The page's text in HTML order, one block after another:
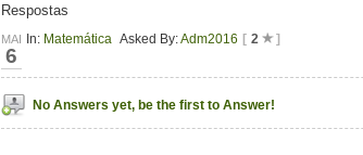
Respostas
In: Matemática Asked By:Adm2016 [ 2 ]
MAI
6
No Answers yet, be the first to Answer!